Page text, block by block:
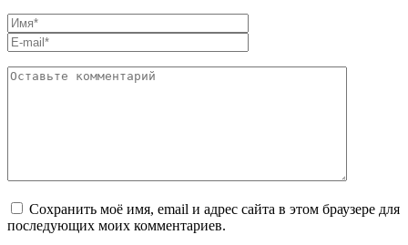
Сохранить моё имя, email и адрес сайта в этом браузере для
последующих моих комментариев.